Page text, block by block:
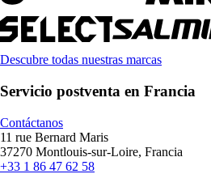
Descubre todas nuestras marcas
Servicio postventa en Francia
Contáctanos
11 rue Bernard Maris
37270 Montlouis-sur-Loire, Francia
+33 1 86 47 62 58